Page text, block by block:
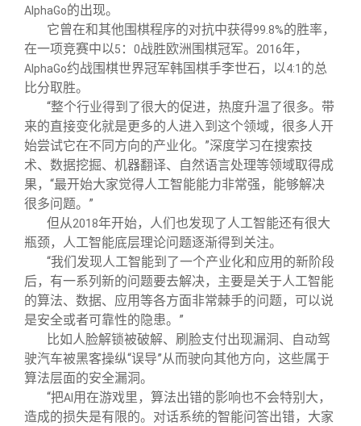
AlphaGo的出现。
它曾在和其他围棋程序的对抗中获得99.8%的胜率，
在一项竞赛中以5 ： 0战胜欧洲围棋冠军。 2016年，
AlphaGo约战围棋世界冠军韩国棋手李世石，以4:1 的总
比分取胜。
“整个行业得到了很大的促进，热度升温了很多。带
来的直接变化就是更多的人进入到这个领域，很多人开
始尝试它在不同方向的产业化。”深度学习在搜索技
术、数据挖掘、机器翻译、自然语言处理等领域取得成
果，“最开始大家觉得人工智能能力非常强，能够解决
很多问题。”
但从2018年开始，人们也发现了人工智能还有很大
瓶颈，人工智能底层理论问题逐渐得到关注。
“我们发现人工智能到了一个产业化和应用的新阶段
后，有一系列新的问题要去解决，主要是关于人工智能
的算法、数据、应用等各方面非常棘手的问题，可以说
是安全或者可靠性的隐患。”
比如⼈脸解锁被破解、刷脸⽀付出现漏洞、 ⾃动驾
驶汽⻋被⿊客操纵“误导”从而驶向其他方向，这些属于
算法层面的安全漏洞。
“把AI 用在游戏里，算法出错的影响也不会特别大，
造成的损失是有限的。对话系统的智能问答出错，大家